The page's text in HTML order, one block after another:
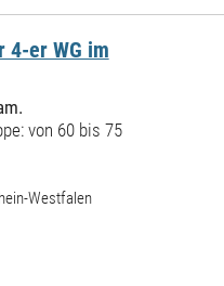
4-er WG im
von 60 bis 75
Westfalen